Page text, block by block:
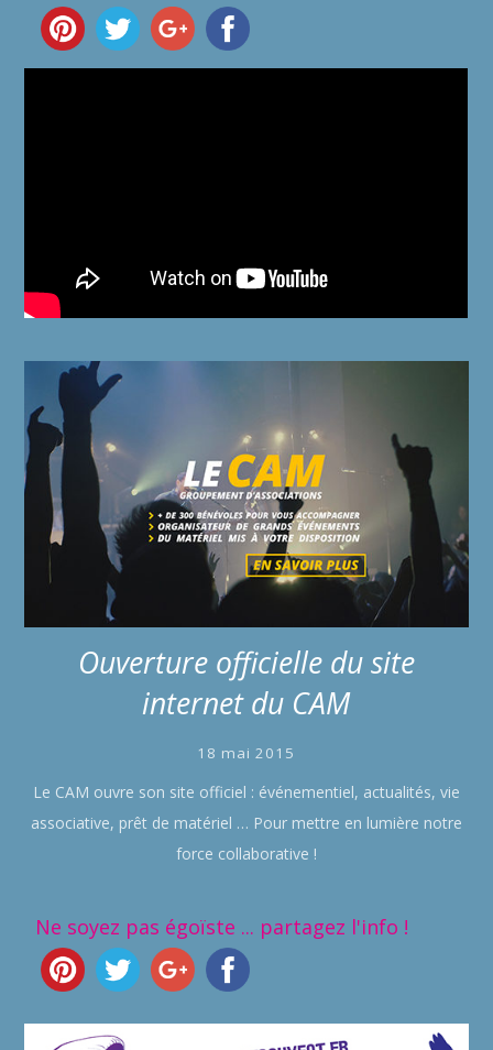
Ouverture officielle du site
internet du CAM
18 mai 2015
Le CAM ouvre son site officiel : événementiel, actualités, vie
associative, prêt de matériel … Pour mettre en lumière notre
force collaborative !
Ne soyez pas égoïste ... partagez l'info !